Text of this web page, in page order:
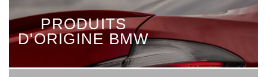
PRODUITS
D'ORIGINE BMW